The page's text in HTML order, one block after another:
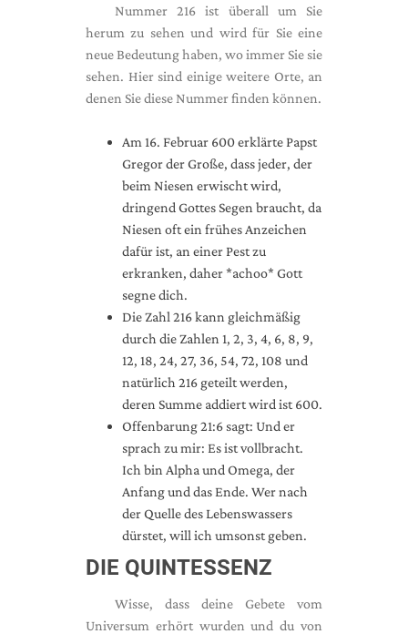
Nummer 216 ist überall um Sie
herum zu sehen und wird für Sie eine
neue Bedeutung haben, wo immer Sie sie
sehen. Hier sind einige weitere Orte, an
denen Sie diese Nummer finden können.
Am 16. Februar 600 erklärte Papst
Gregor der Große, dass jeder, der
beim Niesen erwischt wird,
dringend Gottes Segen braucht, da
Niesen oft ein frühes Anzeichen
dafür ist, an einer Pest zu
erkranken, daher *achoo* Gott
segne dich.
Die Zahl 216 kann gleichmäßig
durch die Zahlen 1, 2, 3, 4, 6, 8, 9,
12, 18, 24, 27, 36, 54, 72, 108 und
natürlich 216 geteilt werden,
deren Summe addiert wird ist 600.
Offenbarung 21:6 sagt: Und er
sprach zu mir: Es ist vollbracht.
Ich bin Alpha und Omega, der
Anfang und das Ende. Wer nach
der Quelle des Lebenswassers
dürstet, will ich umsonst geben.
DIE QUINTESSENZ
Wisse, dass deine Gebete vom
Universum erhört wurden und du von